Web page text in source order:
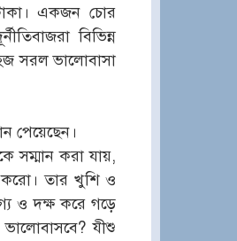
একজন চোর
বিভিন্ন
সরল ভালোবাসা
পেয়েছেন।
সম্মান করা যায়,
করো। তার খুশি ও
ও দক্ষ করে গড়ে
যীশু